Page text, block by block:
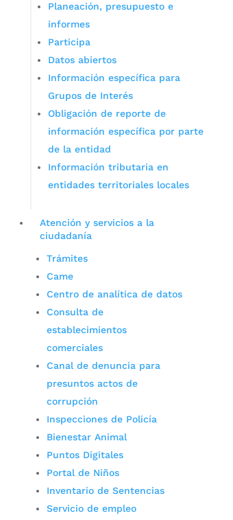
Planeación, presupuesto e
informes
Participa
Datos abiertos
Información específica para
Grupos de Interés
Obligación de reporte de
información específica por parte
de la entidad
Información tributaria en
entidades territoriales locales
Atención y servicios a la
ciudadanía
Trámites
Came
Centro de analítica de datos
Consulta de
establecimientos
comerciales
Canal de denuncia para
presuntos actos de
corrupción
Inspecciones de Policía
Bienestar Animal
Puntos Digitales
Portal de Niños
Inventario de Sentencias
Servicio de empleo